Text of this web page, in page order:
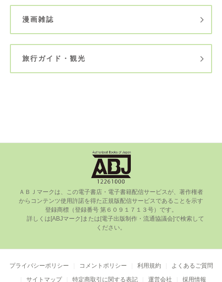
漫画雑誌
旅行ガイド・観光
ＡＢＪマークは、この電⼦書店・電⼦書籍配信サービスが、著作権者
からコンテンツ使⽤許諾を得た正規版配信サービスであることを⽰す
登録商標（登録番号 第６０９１７１３号）です。
ください。
プライバシーポリシー コメントポリシー 利用規約
よくあるご質問
サイトマップ
特定商取引に関する表記 運営会社 採用情報